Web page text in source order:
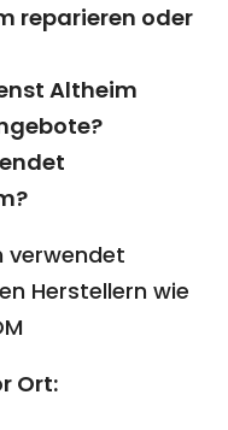
reparieren oder
Altheim
verwendet
Herstellern wie
Ort: